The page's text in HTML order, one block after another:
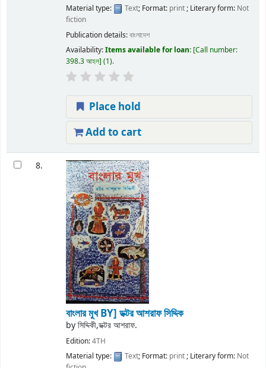
Material type:
Text; Format: print; Literary form: Not
fiction
Publication details:বাংলাদেশ
Availability:Items available for loan: Call number:
398.3 আহল (1).
Place hold
Add to cart
8.
বাংলার মুখBY] ডক্টর আশরাফ সিদ্দিক
byসিদ্দিকী,ডক্টর আশরাফ.
Edition:4TH
Material type:
Text; Format: print; Literary form: Not